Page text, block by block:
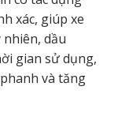
xác, giúp xe
dầu
gian sử dụng,
và tăng